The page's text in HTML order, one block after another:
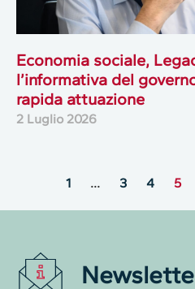
Economia sociale,
l’informativa del
rapida attuazione
2 Luglio 2026
1 … 3 4 5